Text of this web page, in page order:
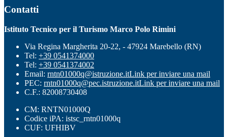
Contatti
Istituto Tecnico per il Turismo Marco Polo Rimini
Via Regina Margherita 20-22, - 47924 Marebello (RN)
Tel: +39 0541374000
Tel: +39 0541374002
Email: rntn01000q@istruzione.itLink per inviare una mail
PEC: rntn01000q@pec.istruzione.itLink per inviare una mail
C.F.: 82008730408
CM: RNTN01000Q
Codice iPA: istsc_rntn01000q
CUF: UFHIBV